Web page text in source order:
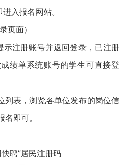
入报名网站。
面）
注册账号并返回登录，已注册
绩单系统账号的学生可直接登
表，浏览各单位发布的岗位信
即可。
聘”居民注册码